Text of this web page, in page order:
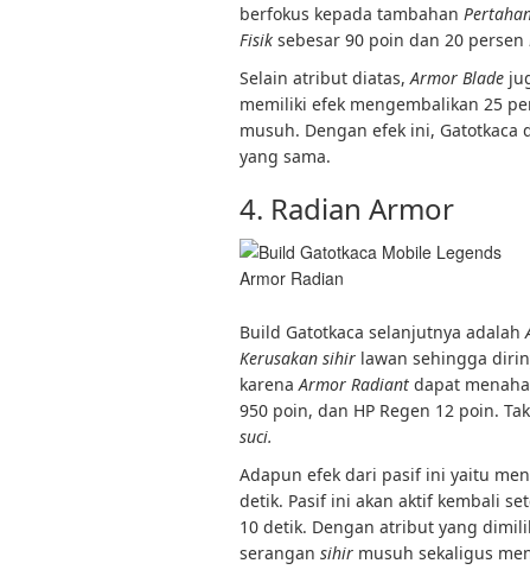
berfokus kepada tambahan
Fisik sebesar 90 poin dan 20 persen
Selain atribut diatas,Armor Blade
memiliki efek mengembalikan 25
musuh. Dengan efek ini,
yang sama.
4. Radian Armor
Armor Radian
Build Gatotkaca selanjutnya adalah
Kerusakan sihir lawan sehingga
karenaArmor Radiant dapat
950 poin, dan HP Regen 12 poin.
suci.
Adapun efek dari pasif ini yaitu
detik. Pasif ini akan aktif kembali
10 detik. Dengan atribut yang
serangan sihir musuh sekaligus